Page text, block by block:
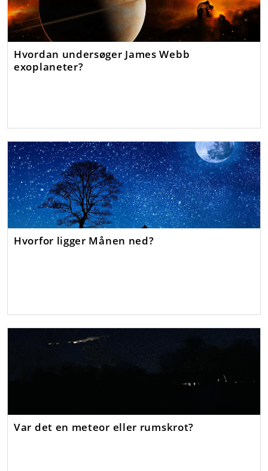
Hvordan undersøger James Webb
exoplaneter?
Hvorfor ligger Månen ned?
Var det en meteor eller rumskrot?